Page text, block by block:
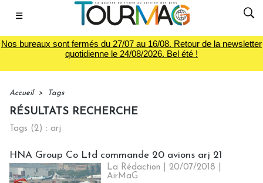
☰
Nos bureaux sont fermés du 27/07 au 16/08. Retour de la newsletter
quotidienne le 24/08/2026. Bel été !
Accueil > Tags
RÉSULTATS RECHERCHE
Tags (2) : arj
HNA Group Co Ltd commande 20 avions arj 21
La Rédaction | 20/07/2018
AirMaG